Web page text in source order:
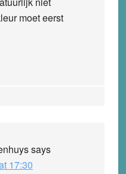
moet eerst
says
17:30